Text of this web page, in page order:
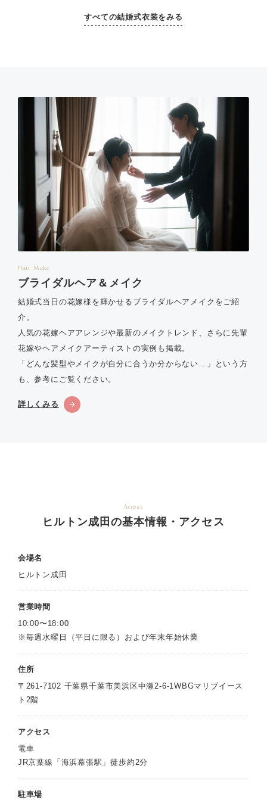
すべての結婚式衣装をみる
Hair Make
ブライダルヘア＆メイク
結婚式当日の花嫁様を輝かせるブライダルヘアメイクをご紹
介。
人気の花嫁ヘアアレンジや最新のメイクトレンド、さらに先輩
花嫁やヘアメイクアーティストの実例も掲載。
「どんな髪型やメイクが自分に合うか分からない…」という方
も、参考にご覧ください。
詳しくみる
Access
ヒルトン成田の基本情報・アクセス
会場名
ヒルトン成田
営業時間
10:00〜18:00
※毎週水曜日（平日に限る）および年末年始休業
住所
〒261-7102 千葉県千葉市美浜区中瀬2-6-1WBGマリブイース
ト2階
アクセス
電車
JR京葉線「海浜幕張駅」徒歩約2分
駐車場